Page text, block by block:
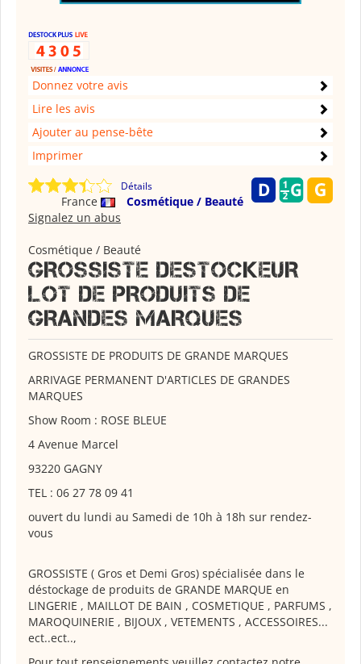
Donnez votre avis
Lire les avis
Ajouter au pense-bête
Imprimer
Détails
France
Cosmétique / Beauté
Signalez un abus
Cosmétique / Beauté
GROSSISTE DESTOCKEUR
LOT DE PRODUITS DE
GRANDES MARQUES
GROSSISTE DE PRODUITS DE GRANDE MARQUES
ARRIVAGE PERMANENT D'ARTICLES DE GRANDES
MARQUES
Show Room : ROSE BLEUE
4 Avenue Marcel
93220 GAGNY
TEL : 06 27 78 09 41
ouvert du lundi au Samedi de 10h à 18h sur rendez-
vous
GROSSISTE ( Gros et Demi Gros) spécialisée dans le
déstockage de produits de GRANDE MARQUE en
LINGERIE , MAILLOT DE BAIN , COSMETIQUE , PARFUMS ,
MAROQUINERIE , BIJOUX , VETEMENTS , ACCESSOIRES...
ect..ect..,